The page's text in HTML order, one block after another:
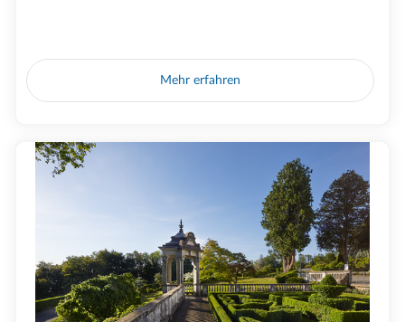
Mehr erfahren